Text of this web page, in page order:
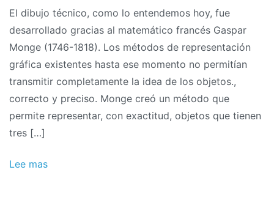
técnico:
Folleto
completo
El dibujo técnico, como lo entendemos hoy, fue
desarrollado gracias al matemático francés Gaspar
Monge (1746-1818). Los métodos de representación
gráfica existentes hasta ese momento no permitían
transmitir completamente la idea de los objetos.,
correcto y preciso. Monge creó un método que
permite representar, con exactitud, objetos que tienen
tres […]
Lee mas